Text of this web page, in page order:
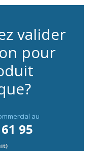
valider
pour
au
95